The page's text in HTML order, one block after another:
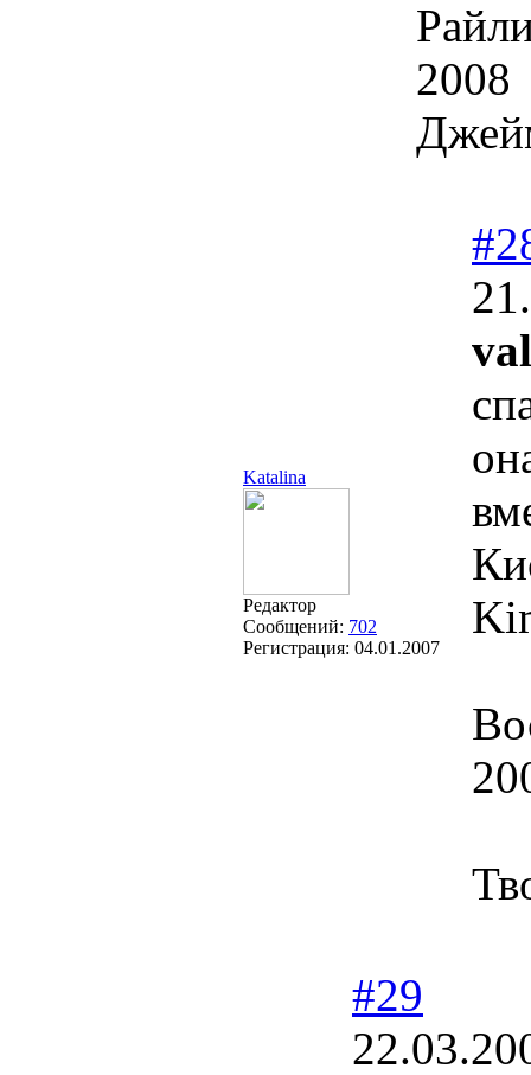
2008
Katalina
Редактор
Сообщений: 702
Регистрация: 04.01.2007
#29